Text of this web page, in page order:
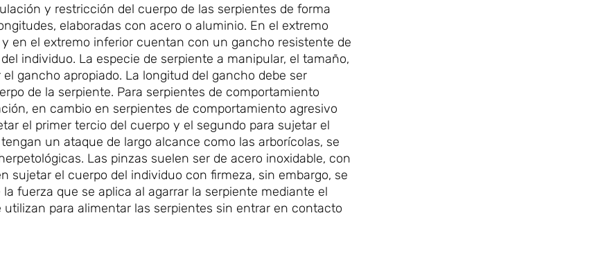
y restricción del cuerpo de las serpientes de forma
elaboradas con acero o aluminio. En el extremo
en el extremo inferior cuentan con un gancho resistente de
individuo. La especie de serpiente a manipular, el tamaño,
gancho apropiado. La longitud del gancho debe ser
de la serpiente. Para serpientes de comportamiento
en cambio en serpientes de comportamiento agresivo
el primer tercio del cuerpo y el segundo para sujetar el
un ataque de largo alcance como las arborícolas, se
Las pinzas suelen ser de acero inoxidable, con
sujetar el cuerpo del individuo con firmeza, sin embargo, se
fuerza que se aplica al agarrar la serpiente mediante el
para alimentar las serpientes sin entrar en contacto